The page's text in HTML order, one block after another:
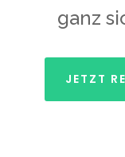
ganz
JETZT